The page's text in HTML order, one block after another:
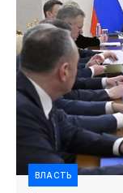
ВЛАСТЬ